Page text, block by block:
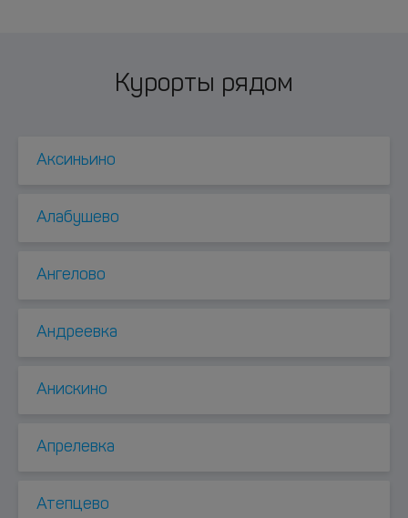
Курорты рядом
Аксиньино
Алабушево
Ангелово
Андреевка
Анискино
Апрелевка
Атепцево